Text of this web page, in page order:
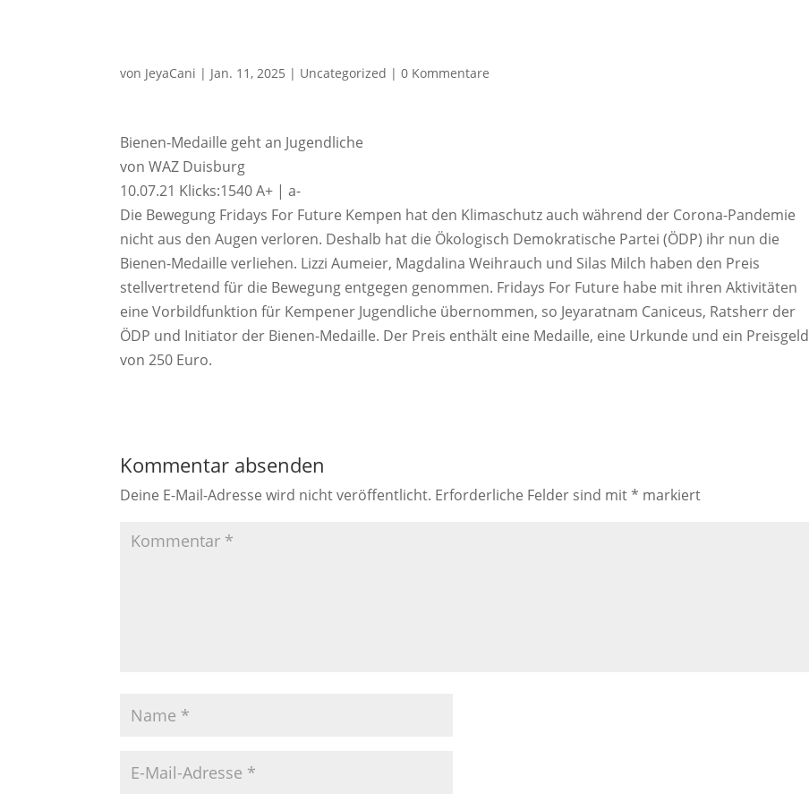
von JeyaCani | Jan. 11, 2025 | Uncategorized |0 Kommentare
Bienen-Medaille geht an Jugendliche
von WAZ Duisburg
10.07.21 Klicks:1540 A+ | a-
Die Bewegung Fridays For Future Kempen hat den Klimaschutz auch während der Corona-Pandemie
nicht aus den Augen verloren. Deshalb hat die Ökologisch Demokratische Partei (ÖDP) ihr nun die
Bienen-Medaille verliehen. Lizzi Aumeier, Magdalina Weihrauch und Silas Milch haben den Preis
stellvertretend für die Bewegung entgegen genommen. Fridays For Future habe mit ihren Aktivitäten
eine Vorbildfunktion für Kempener Jugendliche übernommen, so Jeyaratnam Caniceus, Ratsherr der
ÖDP und Initiator der Bienen-Medaille. Der Preis enthält eine Medaille, eine Urkunde und ein Preisgeld
von 250 Euro.
Kommentar absenden
Deine E-Mail-Adresse wird nicht veröffentlicht. Erforderliche Felder sind mit* markiert